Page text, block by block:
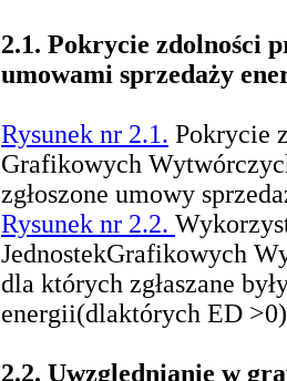
2.1. Pokrycie zdolności
umowami sprzedaży
Rysunek nr 2.1. Pokrycie
Grafikowych
zgłoszone umowy
Rysunek nr 2.2.
JednostekGrafikowych
dla których zgłaszane
energii(dlaktórych ED >0)
2.2. Uwzględnianie w